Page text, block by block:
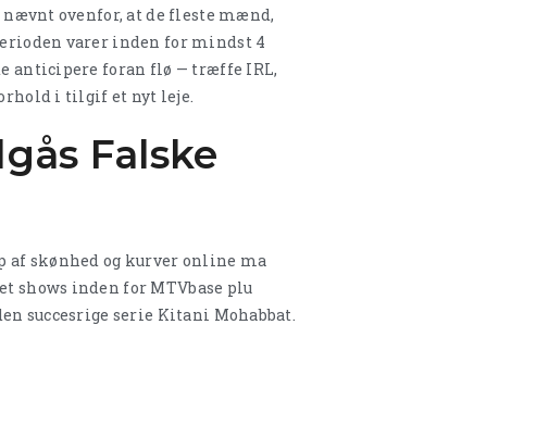
ovenfor, at de fleste mænd,
varer inden for mindst 4
anticipere foran flø — træffe IRL,
i tilgif et nyt leje.
Falske
skønhed og kurver online ma
shows inden for MTVbase plu
succesrige serie Kitani Mohabbat.